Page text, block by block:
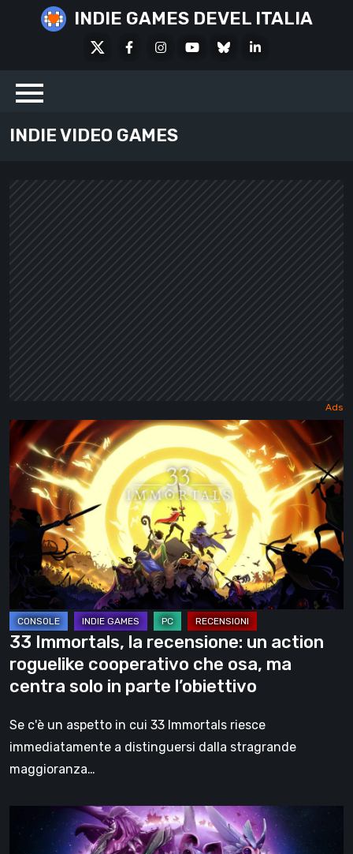
INDIE GAMES DEVEL ITALIA
FacebookInstagramYoutubeBlueskyLinkedIn
INDIE VIDEO GAMES
33
Immortals,
la
recensione:
un
action
roguelike
cooperativo
che
osa,
ma
centra
solo
in
parte
l’obiettivo
33 Immortals, la recensione: un action
roguelike cooperativo che osa, ma
centra solo in parte l’obiettivo
Se c'è un aspetto in cui 33 Immortals riesce
immediatamente a distinguersi dalla stragrande
maggioranza…
Voidling
Bound: